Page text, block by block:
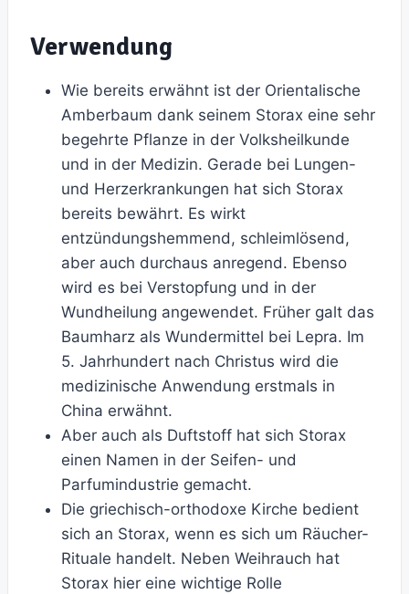
Verwendung
Wie bereits erwähnt ist der Orientalische
Amberbaum dank seinem Storax eine sehr
begehrte Pflanze in der Volksheilkunde
und in der Medizin. Gerade bei Lungen-
und Herzerkrankungen hat sich Storax
bereits bewährt. Es wirkt
entzündungshemmend, schleimlösend,
aber auch durchaus anregend. Ebenso
wird es bei Verstopfung und in der
Wundheilung angewendet. Früher galt das
Baumharz als Wundermittel bei Lepra. Im
5. Jahrhundert nach Christus wird die
medizinische Anwendung erstmals in
China erwähnt.
Aber auch als Duftstoff hat sich Storax
einen Namen in der Seifen- und
Parfumindustrie gemacht.
Die griechisch-orthodoxe Kirche bedient
sich an Storax, wenn es sich um Räucher-
Rituale handelt. Neben Weihrauch hat
Storax hier eine wichtige Rolle